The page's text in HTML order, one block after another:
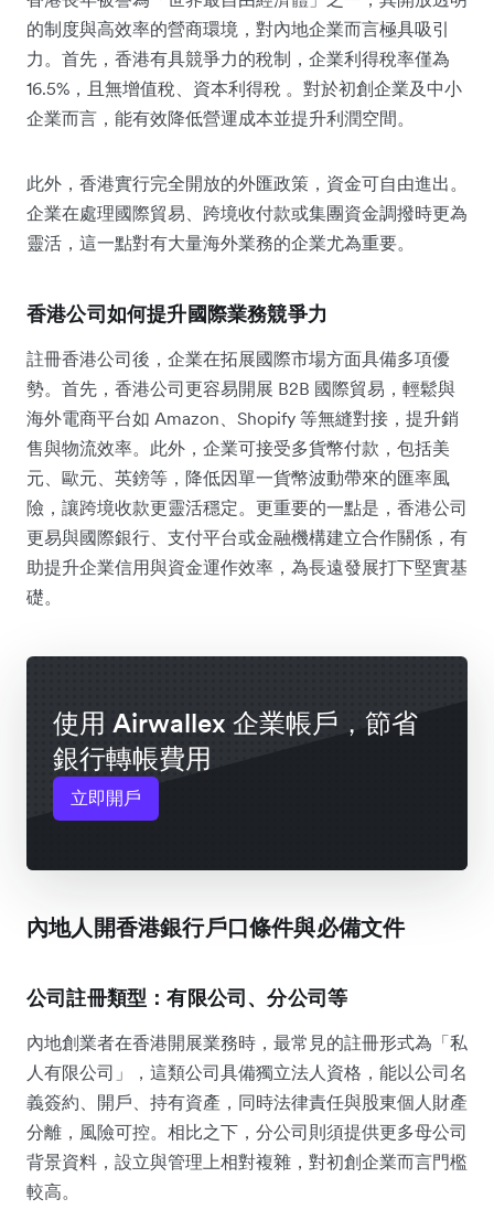
的制度與高效率的營商環境，對內地企業而言極具吸引
力。首先，香港有具競爭力的稅制，企業利得稅率僅為
16.5%，且無增值稅、資本利得稅 。對於初創企業及中小
企業而言，能有效降低營運成本並提升利潤空間。
此外，香港實行完全開放的外匯政策，資金可自由進出。
企業在處理國際貿易、跨境收付款或集團資金調撥時更為
靈活，這一點對有大量海外業務的企業尤為重要。
香港公司如何提升國際業務競爭力
註冊香港公司後，企業在拓展國際市場方面具備多項優
勢。首先，香港公司更容易開展 B2B 國際貿易，輕鬆與
海外電商平台如 Amazon、Shopify 等無縫對接，提升銷
售與物流效率。此外，企業可接受多貨幣付款，包括美
元、歐元、英鎊等，降低因單一貨幣波動帶來的匯率風
險，讓跨境收款更靈活穩定。更重要的一點是，香港公司
更易與國際銀行、支付平台或金融機構建立合作關係，有
助提升企業信用與資金運作效率，為長遠發展打下堅實基
礎。
使用 Airwallex 企業帳戶，節省
銀行轉帳費用
立即開戶
內地人開香港銀行戶口條件與必備文件
公司註冊類型：有限公司、分公司等
內地創業者在香港開展業務時，最常見的註冊形式為「私
人有限公司」，這類公司具備獨立法人資格，能以公司名
義簽約、開戶、持有資產，同時法律責任與股東個人財產
分離，風險可控。相比之下，分公司則須提供更多母公司
背景資料，設立與管理上相對複雜，對初創企業而言門檻
較高。